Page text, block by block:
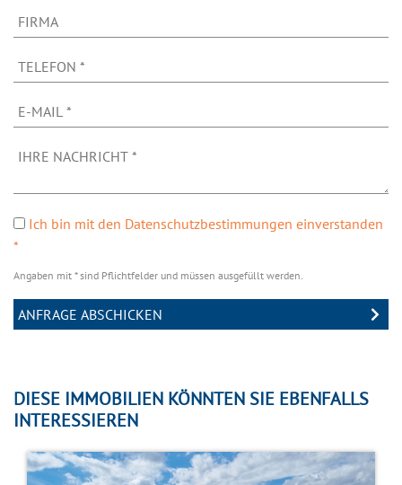
Ich bin mit den Datenschutzbestimmungen einverstanden
*
Angaben mit * sind Pflichtfelder und müssen ausgefüllt werden.
DIESE IMMOBILIEN KÖNNTEN SIE EBENFALLS
INTERESSIEREN